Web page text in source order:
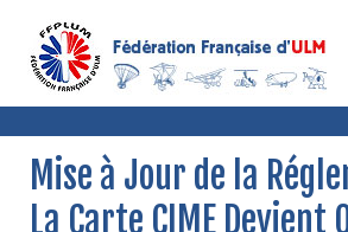
Mise à Jour de la
La Carte CIME Devient